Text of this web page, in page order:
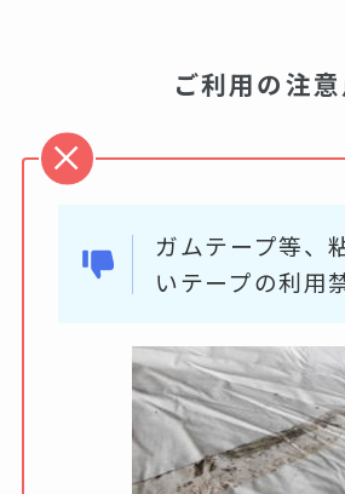
ご利用の注意
ガムテープ等、
いテープの利用